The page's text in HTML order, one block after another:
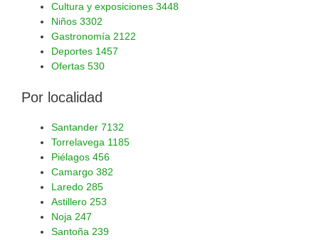
Cultura y exposiciones 3448
Niños 3302
Gastronomía 2122
Deportes 1457
Ofertas 530
Por localidad
Santander 7132
Torrelavega 1185
Piélagos 456
Camargo 382
Laredo 285
Astillero 253
Noja 247
Santoña 239